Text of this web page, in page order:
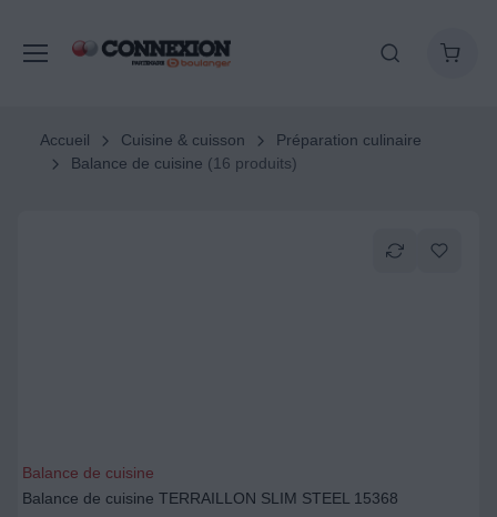
Accueil Cuisine & cuisson
Préparation culinaire
Balance de cuisine (16 produits)
Balance de cuisine
Balance de cuisine TERRAILLON SLIM STEEL 15368